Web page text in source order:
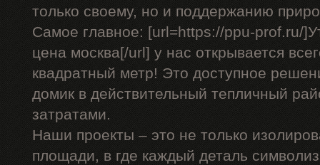
только своему, но и поддержанию
Самое главное: [url=https://ppu-prof.ru/
цена москва[/url] у нас открывается
квадратный метр! Это доступное
домик в действительный тепличный
затратами.
Наши проекты – это не только
площади, в где каждый деталь